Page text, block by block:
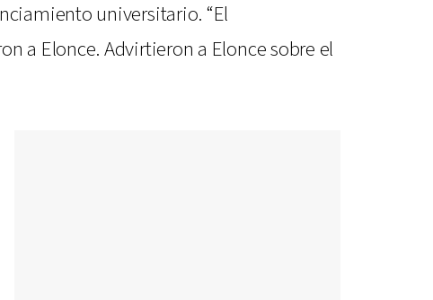
universitario. “El
a Elonce. Advirtieron a Elonce sobre el